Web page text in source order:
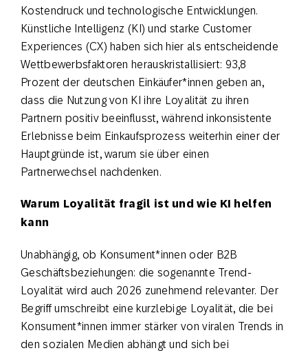
Kostendruck und technologische Entwicklungen.
Künstliche Intelligenz (KI) und starke Customer
Experiences (CX) haben sich hier als entscheidende
Wettbewerbsfaktoren herauskristallisiert: 93,8
Prozent der deutschen Einkäufer*innen geben an,
dass die Nutzung von KI ihre Loyalität zu ihren
Partnern positiv beeinflusst, während inkonsistente
Erlebnisse beim Einkaufsprozess weiterhin einer der
Hauptgründe ist, warum sie über einen
Partnerwechsel nachdenken.
Warum Loyalität fragil ist und wie KI helfen
kann
Unabhängig, ob Konsument*innen oder B2B
Geschäftsbeziehungen: die sogenannte Trend-
Loyalität wird auch 2026 zunehmend relevanter. Der
Begriff umschreibt eine kurzlebige Loyalität, die bei
Konsument*innen immer stärker von viralen Trends in
den sozialen Medien abhängt und sich bei